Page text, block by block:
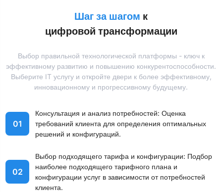
Шаг за шагом к
цифровой трансформации
Выбор правильной технологической платформы - ключ к
эффективному развитию и повышению конкурентоспособности.
Выберите IT услугу и откройте двери к более эффективному,
инновационному и прогрессивному будущему.
01
Консультация и анализ потребностей: Оценка
требований клиента для определения оптимальных
решений и конфигураций.
02
Выбор подходящего тарифа и конфигурации: Подбор
наиболее подходящего тарифного плана и
конфигурации услуг в зависимости от потребностей
клиента.